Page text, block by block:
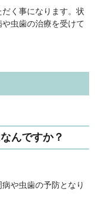
く事になります。状
虫歯の治療を受けて
んですか？
や虫歯の予防となり